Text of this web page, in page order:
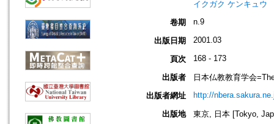
イクガク ケンキュウ
卷期
n.9
出版日期 2001.03
頁次 168 - 173
出版者
日本仏教教育学会
出版者網址
http://
出版地
東京, 日本 [Tokyo,